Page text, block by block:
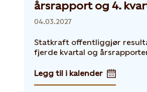
årsrapport og 4.
04.03.2027
Statkraft offentliggjør
fjerde kvartal og
Legg til i kalender